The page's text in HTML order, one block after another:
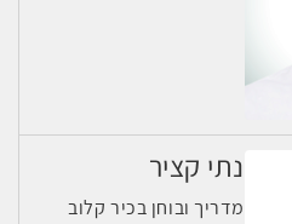
נתי קציר
מדריך ובוחן בכיר קלוב